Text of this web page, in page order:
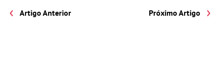
Artigo Anterior Próximo Artigo